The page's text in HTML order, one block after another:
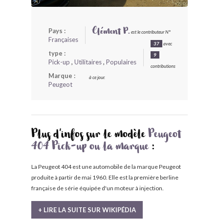
Pays :
Françaises
type :
Pick-up , Utilitaires, Populaires
Marque :
Peugeot
Clément P. est le contributeur N°
37 avec
9
contributions
à ce jour.
Plus d'infos sur le modèle Peugeot
404 Pick-up ou la marque:
La Peugeot 404 est une automobile de la marque Peugeot
produite à partir de mai 1960. Elle est la première berline
française de série équipée d'un moteur à injection.
+ LIRE LA SUITE SUR WIKIPÉDIA